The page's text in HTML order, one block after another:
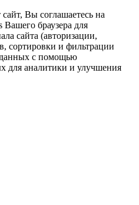
Вы соглашаетесь на
Вашего браузера для
сайта (авторизации,
сортировки и фильтрации
данных с помощью
для аналитики и улучшения